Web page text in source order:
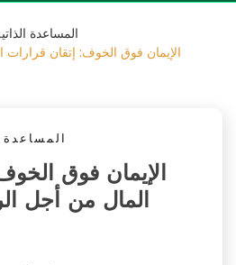
المساعدة
الإيمان فوق الخوف: إتقان قرارات
المساعدة
الإيمان فوق
المال من أجل